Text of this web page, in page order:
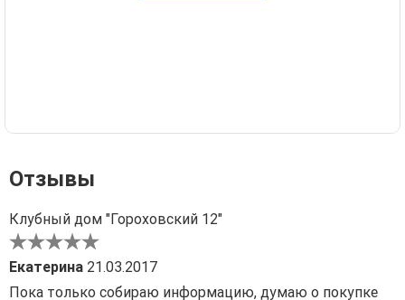
Отзывы
Клубный дом "Гороховский 12"
Екатерина 21.03.2017
Пока только собираю информацию, думаю о покупке